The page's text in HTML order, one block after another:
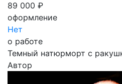
89 000 ₽
оформление
Нет
о работе
Темный натюрморт с
Автор